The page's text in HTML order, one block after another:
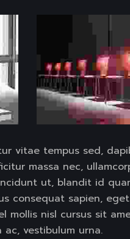
vitae tempus sed,
massa nec,
ut, blandit id
consequat sapien,
mollis nisl cursus sit
vestibulum urna.